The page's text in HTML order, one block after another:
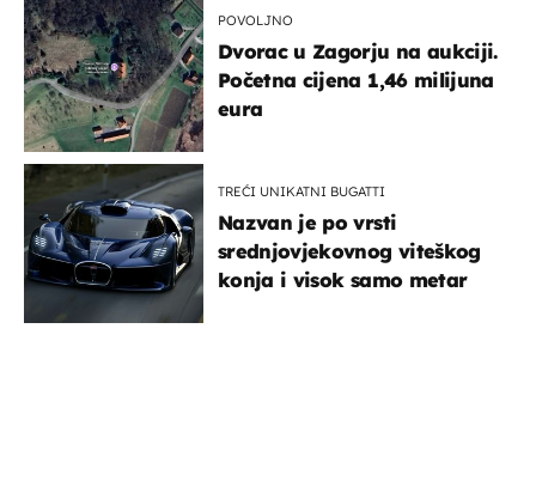
POVOLJNO
Dvorac u Zagorju na aukciji.
Početna cijena 1,46 milijuna
eura
TREĆI UNIKATNI BUGATTI
Nazvan je po vrsti
srednjovjekovnog viteškog
konja i visok samo metar